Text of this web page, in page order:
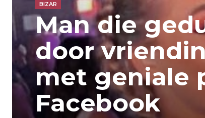
BIZAR
Man die
door
met geniale
Facebook